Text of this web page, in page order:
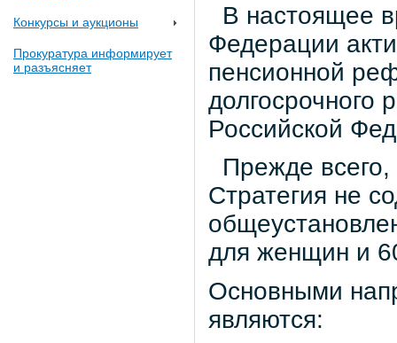
Конкурсы и аукционы
Прокуратура информирует
и разъясняет
В настоящее
Федерации
пенсионной
долгосрочного
Российской
Прежде всего,
Стратегия не
для женщин и
Основными
являются: